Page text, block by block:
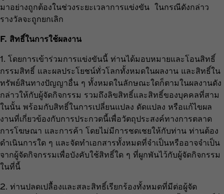
มาอย่างถูกต้องในช่วงระยะเวลาการแข่งขัน ในกรณีดังกล่าว
รางวัลจะถูกยกเลิก
F. สิทธิ์ในการใช้ผลงาน
1. โดยการเข้าร่วมการแข่งขันนี้ ท่านได้มอบหมายและโอนสิทธิ์
กรรมสิทธิ์ และผลประโยชน์ทั่วโลกทั้งหมดในผลงาน และสิทธิ์ใน
ทรัพย์สินทางปัญญาอื่น ๆ ทั้งหมดในลักษณะใดก็ตามในผลงานดัง
กล่าวให้กับผู้จัดกิจกรรม รวมถึงลิขสิทธิ์และสิทธิ์ของบุคคลที่สาม
ในนั้น พร้อมกับสิทธิ์ในการเปลี่ยนแปลง ดัดแปลง หรือแก้ไขผล
งานที่เกี่ยวข้องกับการประกวดนี้เพื่อวัตถุประสงค์ทางการตลาด
การโฆษณา และการค้า โดยไม่มีการชดเชยให้กับท่าน ท่านต้อง
ดำเนินการใด ๆ และจัดทำเอกสารทั้งหมดที่จำเป็นหรืออาจจำเป็น
จากผู้จัดกิจกรรมเพื่อบังคับใช้สิทธิ์ใด ๆ ที่ผูกพันไว้กับผู้จัดกิจกรรม
ในที่นี้
2. ท่านปลดเปลื้องและสละสิทธิ์เรียกร้องทั้งหมดที่มีต่อผู้จัด